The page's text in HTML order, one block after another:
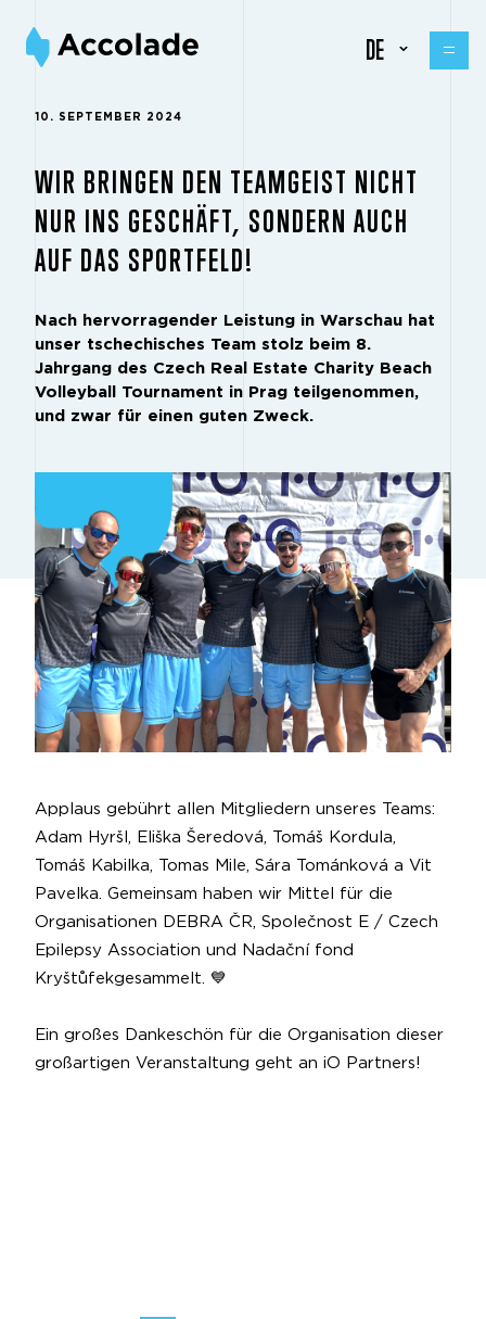
DE
10. SEPTEMBER 2024
WIR BRINGEN DEN TEAMGEIST NICHT
NUR INS GESCHÄFT, SONDERN AUCH
AUF DAS SPORTFELD!
Nach hervorragender Leistung in Warschau hat
unser tschechisches Team stolz beim 8.
Jahrgang des Czech Real Estate Charity Beach
Volleyball Tournament in Prag teilgenommen,
und zwar für einen guten Zweck.
Applaus gebührt allen Mitgliedern unseres Teams:
Adam Hyršl , Eliška Šeredová, Tomáš Kordula,
Tomáš Kabilka, Tomas Mile, Sára Tománková a Vit
Pavelka. Gemeinsam haben wir Mittel für die
Organisationen DEBRA ČR, Společnost E / Czech
Epilepsy Association und
Nadační fond
Kryštůfekgesammelt. 💙
Ein großes Dankeschön für die Organisation dieser
großartigen Veranstaltung geht an iO Partners!